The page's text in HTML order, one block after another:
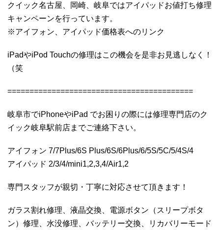
クイック名古屋、岡崎、岐阜ではアイパッドお値打ち修理
キャンペーンを行っています。
※アイフォン、アイパッド価格表へのリンク
iPadやiPod Touchの修理はこの機会を是非お見逃しなく！
（笑
==========================================
岐阜市でiPhoneやiPad でお困りの際には修理専門店のク
イック岐阜駅前店までご連絡下さい。
アイフォン 7/7Plus/6S Plus/6S/6Plus/6/5S/5C/5/4S/4
アイパッド 2/3/4/mini1,2,3,4/Air1,2
専門スタッフが親切・丁寧に対応させて頂きます！
ガラス割れ修理、液晶交換、電源ボタン（スリープボタ
ン）修理、水没修理、バッテリー交換、リカバリーモード